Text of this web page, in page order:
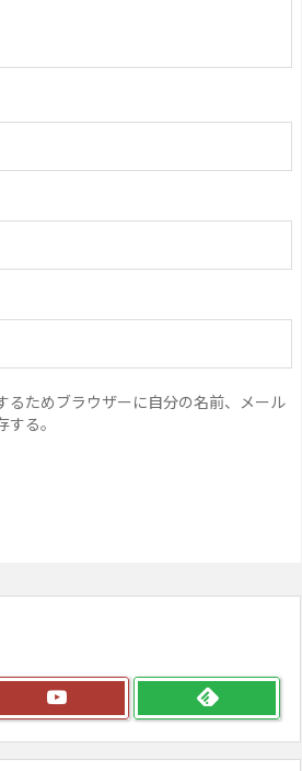
るためブラウザーに自分の名前、メール
る。